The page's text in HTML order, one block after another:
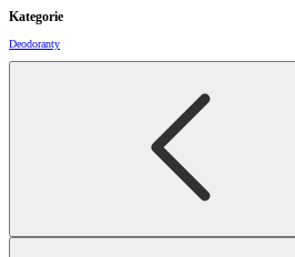
Kategorie
Deodoranty